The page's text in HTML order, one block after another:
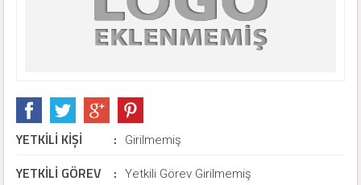
YETKİLİ KİŞİ : Girilmemiş
YETKİLİ GÖREV : Yetkili Görev Girilmemiş